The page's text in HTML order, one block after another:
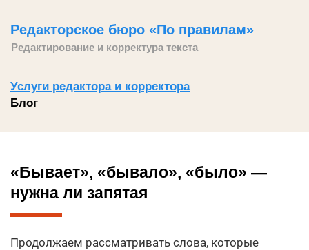
Редакторское бюро «По правилам»
Редактирование и корректура текста
Услуги редактора и корректора
Блог
«Бывает», «бывало», «было» —
нужна ли запятая
Продолжаем рассматривать слова, которые